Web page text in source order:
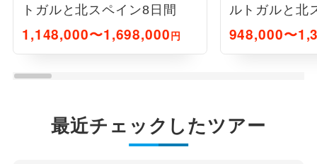
トガルと北スペイン8日間
1,148,000〜1,698,000円
ルトガルと北
948,000〜
最近チェックしたツアー